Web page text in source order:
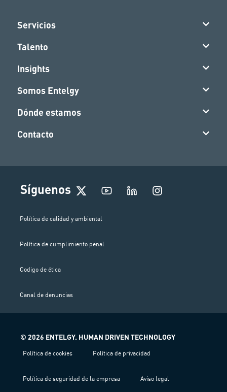
Servicios
Talento
Insights
Somos Entelgy
Dónde estamos
Contacto
Síguenos
I
n
Política de calidad y ambiental
Política de cumplimiento penal
Codigo de ética
Canal de denuncias
© 2026 ENTELGY. HUMAN DRIVEN TECHNOLOGY
Política de cookies Política de privacidad
Política de seguridad de la empresa Aviso legal